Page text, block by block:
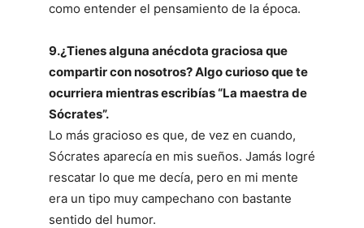
como entender el pensamiento de la época.
9.¿Tienes alguna anécdota graciosa que
compartir con nosotros? Algo curioso que te
ocurriera mientras escribías “La maestra de
Sócrates”.
Lo más gracioso es que, de vez en cuando,
Sócrates aparecía en mis sueños. Jamás logré
rescatar lo que me decía, pero en mi mente
era un tipo muy campechano con bastante
sentido del humor.